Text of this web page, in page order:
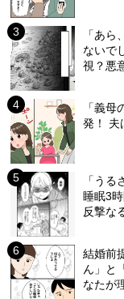
「あ
ないで
視？悪
「義
発！ 夫
「う
睡眠3
反撃な
結婚前
ん」と
なたが